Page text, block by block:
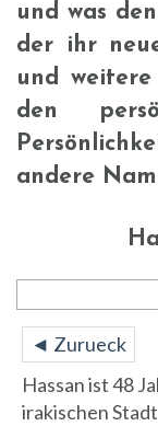
und was
der ihr
und
den
andere
◄ Zurueck
Hassan ist 48
irakischen